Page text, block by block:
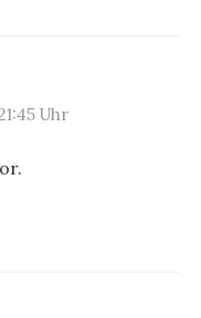
Uhr